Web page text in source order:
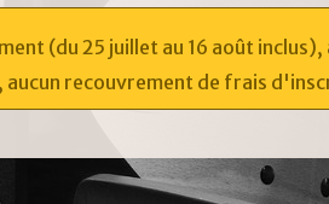
(du 25 juillet au 16 août
recouvrement de frais